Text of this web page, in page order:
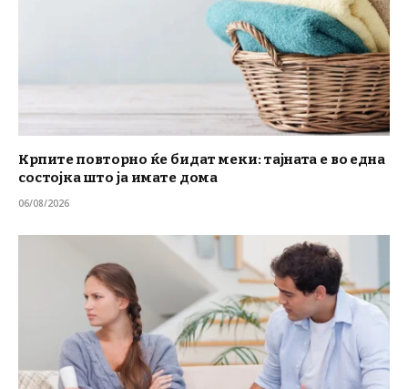
Крпите повторно ќе бидат меки: тајната е во една
состојка што ја имате дома
06/08/2026